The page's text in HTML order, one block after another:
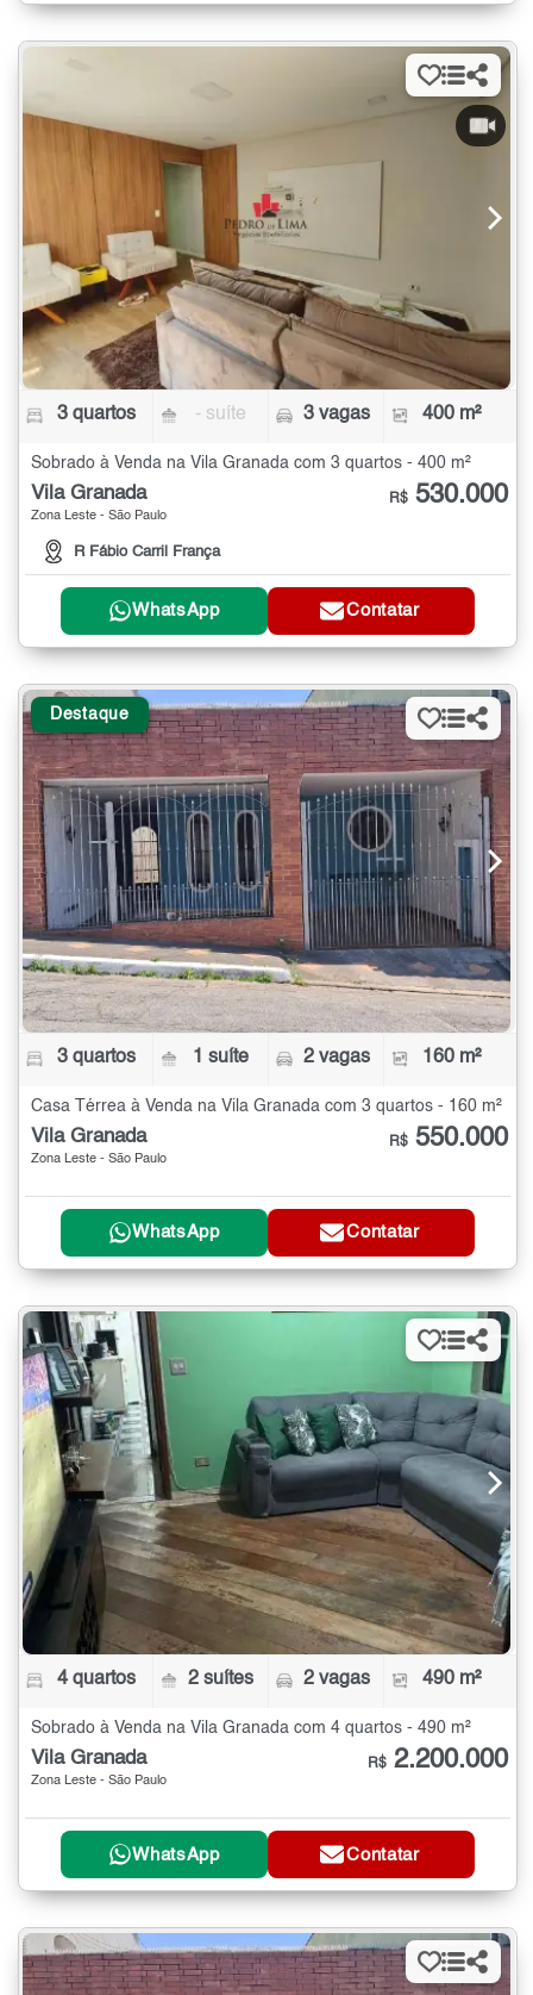
3 quartos - suíte 3 vagas 400 m²
Sobrado à Venda na Vila Granada com 3 quartos - 400 m²
Vila Granada
Zona Leste - São Paulo
R Fábio Carril França
R$ 530.000
WhatsApp Contatar
Destaque
3 quartos 1 suíte 2 vagas 160 m²
Casa Térrea à Venda na Vila Granada com 3 quartos - 160 m²
Vila Granada
Zona Leste - São Paulo
R$ 550.000
WhatsApp Contatar
4 quartos 2 suítes 2 vagas 490 m²
Sobrado à Venda na Vila Granada com 4 quartos - 490 m²
Vila Granada
Zona Leste - São Paulo
R$ 2.200.000
WhatsApp Contatar